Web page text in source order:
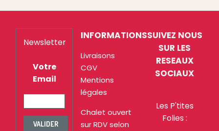
Newsletter
Votre
Email
VALIDER
INFORMATIONS
Livraisons
CGV
Mentions
légales
Chalet ouvert
sur RDV selon
SUIVEZ NOUS
SUR LES
RESEAUX
SOCIAUX
Les P'tites
Folies :